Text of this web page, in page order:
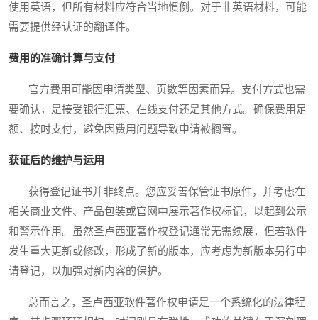
使用英语，但所有材料应符合当地惯例。对于非英语材料，可能
需要提供经认证的翻译件。
费用的准确计算与支付
官方费用可能因申请类型、页数等因素而异。支付方式也需
要确认，是接受银行汇票、在线支付还是其他方式。确保费用足
额、按时支付，避免因费用问题导致申请被搁置。
获证后的维护与运用
获得登记证书并非终点。您应妥善保管证书原件，并考虑在
相关商业文件、产品包装或官网中展示著作权标记，以起到公示
和警示作用。虽然圣卢西亚著作权登记通常无需续展，但若软件
发生重大更新或修改，形成了新的版本，应考虑为新版本另行申
请登记，以加强对新内容的保护。
总而言之，圣卢西亚软件著作权申请是一个系统化的法律程